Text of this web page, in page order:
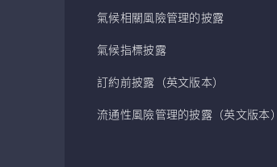
氣候相關風險管理的披露
氣候指標披露
訂約前披露（英文版本）
流通性風險管理的披露（英文版本）